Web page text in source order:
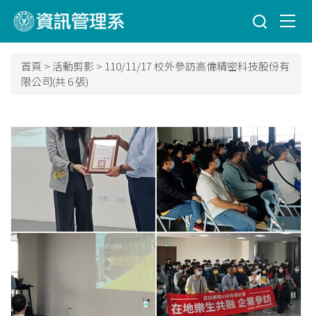
到
主
首頁 > 活動剪影 > 110/11/17 校外參訪高偉精密科技股份有
限公司(共 6 張)